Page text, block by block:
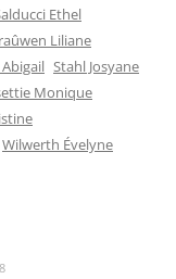
Ethel
Liliane
Stahl Josyane
Monique
Wilwerth Évelyne